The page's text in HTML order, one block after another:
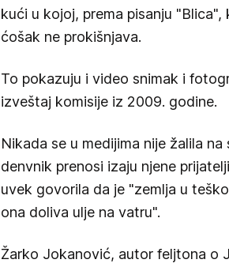
kući u kojoj, prema pisanju
ćošak ne prokišnjava.
To pokazuju i video snimak i
izveštaj komisije iz 2009. godine.
Nikada se u medijima nije žalila
denvnik prenosi izaju njene
uvek govorila da je "zemlja u
ona doliva ulje na vatru".
Žarko Jokanović, autor feljtona o